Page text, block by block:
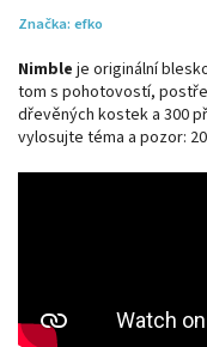
Značka: efko
Nimble je originální
tom s pohotovostí,
dřevěných kostek a 300
vylosujte téma a pozor: